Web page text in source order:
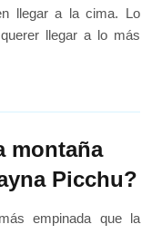
llegar a la cima. Lo
llegar a lo más
montaña
Picchu?
empinada que la